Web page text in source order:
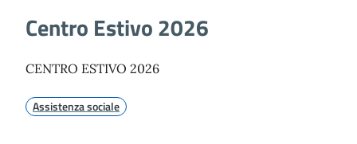
Centro Estivo 2026
CENTRO ESTIVO 2026
Assistenza sociale